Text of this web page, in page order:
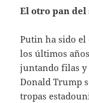
El otro pan del
Putin ha sido el
los últimos
juntando filas
Donald Trump
tropas